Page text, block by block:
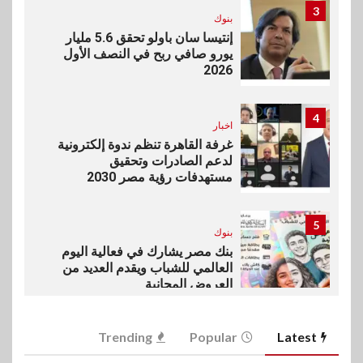
3
بنوك
إنتيسا سان باولو تحقق 5.6 مليار
يورو صافي ربح في النصف الأول
2026
4
اخبار
غرفة القاهرة تنظم ندوة إلكترونية
لدعم الصادرات وتحقيق
مستهدفات رؤية مصر 2030
5
بنوك
بنك مصر يشارك في فعالية اليوم
العالمي للشباب ويقدم العديد من
العروض المجانية
6
بنوك
بنك QNB مصر يعزز جاهزية
Latest
Popular
Trending